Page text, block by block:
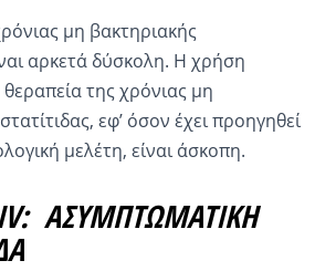
μη βακτηριακής
αρκετά δύσκολη. Η χρήση
θεραπεία της χρόνιας μη
εφ’ όσον έχει προηγηθεί
μελέτη, είναι άσκοπη.
ΑΣΥΜΠΤΩΜΑΤΙΚΗ